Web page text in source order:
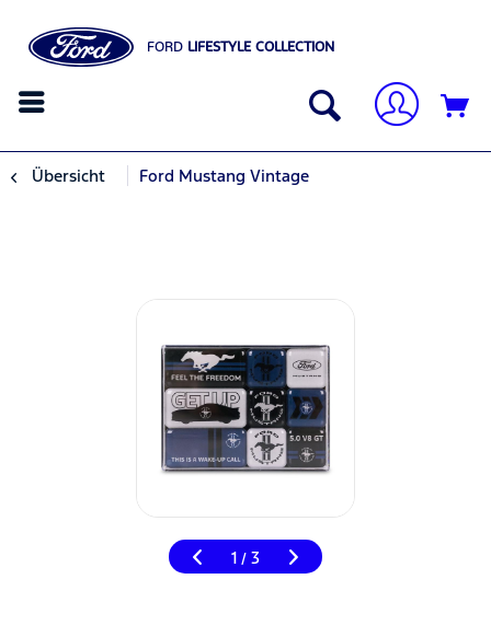
FORD LIFESTYLE COLLECTION
Übersicht Ford Mustang Vintage
1 / 3